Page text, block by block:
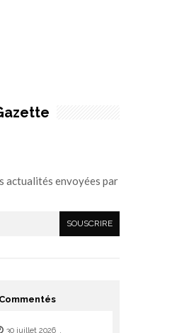
actualités envoyées par
Commentés
30 juillet 2026 ,